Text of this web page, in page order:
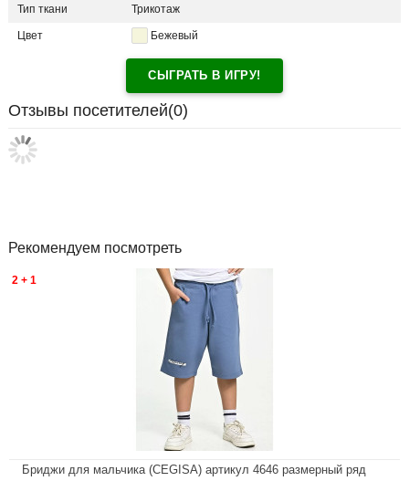
Тип ткани Трикотаж
Цвет Бежевый
СЫГРАТЬ В ИГРУ!
Отзывы посетителей(0)
Рекомендуем посмотреть
2 + 1
Бриджи для мальчика (CEGISA) артикул 4646 размерный ряд